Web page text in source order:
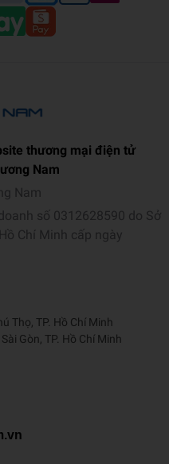
thương mại điện tử
Nam
Nam
số 0312628590 do Sở
Chí Minh cấp ngày
Thọ, TP. Hồ Chí Minh
Gòn, TP. Hồ Chí Minh